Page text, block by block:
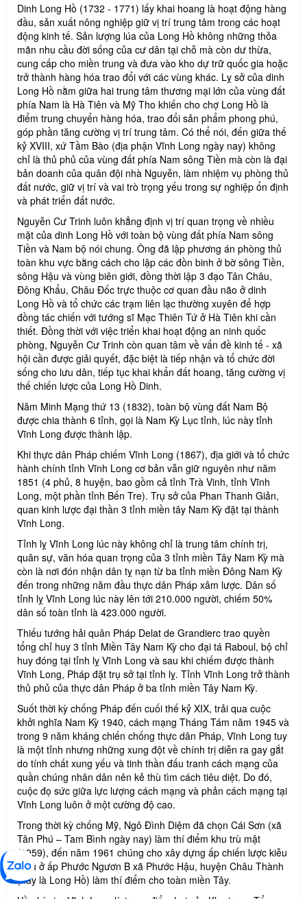
Dinh Long Hồ (1732 - 1771) lấy khai hoang là hoạt động hàng
đầu, sản xuất nông nghiệp giữ vị trí trung tâm trong các hoạt
động kinh tế. Sản lượng lúa của Long Hồ không những thỏa
mãn nhu cầu đời sống của cư dân tại chỗ mà còn dư thừa,
cung cấp cho miền trung và đưa vào kho dự trữ quốc gia hoặc
trở thành hàng hóa trao đổi với các vùng khác. Lỵ sở của dinh
Long Hồ nằm giữa hai trung tâm thương mại lớn của vùng đất
phía Nam là Hà Tiên và Mỹ Tho khiến cho chợ Long Hồ là
điểm trung chuyển hàng hóa, trao đổi sản phẩm phong phú,
góp phần tăng cường vị trí trung tâm. Có thể nói, đến giữa thế
kỷ XVIII, xứ Tầm Bào (địa phận Vĩnh Long ngày nay) không
chỉ là thủ phủ của vùng đất phía Nam sông Tiền mà còn là đại
bản doanh của quân đội nhà Nguyễn, làm nhiệm vụ phòng thủ
đất nước, giữ vị trí và vai trò trọng yếu trong sự nghiệp ổn định
và phát triển đất nước.
Nguyễn Cư Trinh luôn khẳng định vị trí quan trọng về nhiều
mặt của dinh Long Hồ với toàn bộ vùng đất phía Nam sông
Tiền và Nam bộ nói chung. Ông đã lập phương án phòng thủ
toàn khu vực bằng cách cho lập các đồn binh ở bờ sông Tiền,
sông Hậu và vùng biên giới, đồng thời lập 3 đạo Tân Châu,
Đông Khẩu, Châu Đốc trực thuộc cơ quan đầu não ở dinh
Long Hồ và tổ chức các trạm liên lạc thường xuyên để hợp
đồng tác chiến với tướng sĩ Mạc Thiên Tứ ở Hà Tiên khi cần
thiết. Đồng thời với việc triển khai hoạt động an ninh quốc
phòng, Nguyễn Cư Trinh còn quan tâm về vấn đề kinh tế - xã
hội cần được giải quyết, đặc biệt là tiếp nhận và tổ chức đời
sống cho lưu dân, tiếp tục khai khẩn đất hoang, tăng cường vị
thế chiến lược của Long Hồ Dinh.
Năm Minh Mạng thứ 13 (1832), toàn bộ vùng đất Nam Bộ
được chia thành 6 tỉnh, gọi là Nam Kỳ Lục tỉnh, lúc này tỉnh
Vĩnh Long được thành lập.
Khi thực dân Pháp chiếm Vĩnh Long (1867), địa giới và tổ chức
hành chính tỉnh Vĩnh Long cơ bản vẫn giữ nguyên như năm
1851 (4 phủ, 8 huyện, bao gồm cả tỉnh Trà Vinh, tỉnh Vĩnh
Long, một phần tỉnh Bến Tre). Trụ sở của Phan Thanh Giản,
quan kinh lược đại thần 3 tỉnh miền tây Nam Kỳ đặt tại thành
Vĩnh Long.
Tỉnh lỵ Vĩnh Long lúc này không chỉ là trung tâm chính trị,
quân sự, văn hóa quan trọng của 3 tỉnh miền Tây Nam Kỳ mà
còn là nơi đón nhận dân tỵ nạn từ ba tỉnh miền Đông Nam Kỳ
đến trong những năm đầu thực dân Pháp xâm lược. Dân số
tỉnh lỵ Vĩnh Long lúc này lên tới 210.000 người, chiếm 50%
dân số toàn tỉnh là 423.000 người.
Thiếu tướng hải quân Pháp Delat de Grandierc trao quyền
tổng chỉ huy 3 tỉnh Miền Tây Nam Kỳ cho đại tá Raboul, bộ chỉ
huy đóng tại tỉnh lỵ Vĩnh Long và sau khi chiếm được thành
Vĩnh Long, Pháp đặt trụ sở tại tỉnh lỵ. Tỉnh Vĩnh Long trở thành
thủ phủ của thực dân Pháp ở ba tỉnh miền Tây Nam Kỳ.
Suốt thời kỳ chống Pháp đến cuối thế kỷ XIX, trải qua cuộc
khởi nghĩa Nam Kỳ 1940, cách mạng Tháng Tám năm 1945 và
trong 9 năm kháng chiến chống thực dân Pháp, Vĩnh Long tuy
là một tỉnh nhưng những xung đột về chính trị diễn ra gay gắt
do tính chất xung yếu và tinh thần đấu tranh cách mạng của
quần chúng nhân dân nên kẻ thù tìm cách tiêu diệt. Do đó,
cuộc đọ sức giữa lực lượng cách mạng và phản cách mạng tại
Vĩnh Long luôn ở một cường độ cao.
Trong thời kỳ chống Mỹ, Ngô Đình Diệm đã chọn Cái Sơn (xã
Tân Phú – Tam Bình ngày nay) làm thí điểm khu trù mật
(1959), đến năm 1961 chúng cho xây dựng ấp chiến lược kiễu
mẫu ở ấp Phước Ngươn B xã Phước Hậu, huyện Châu Thành
(nay là Long Hồ) làm thí điểm cho toàn miền Tây.